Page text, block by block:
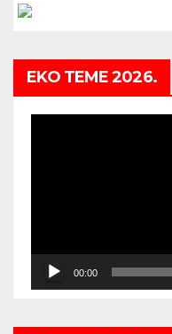
EKO TEME 2026.
00:00